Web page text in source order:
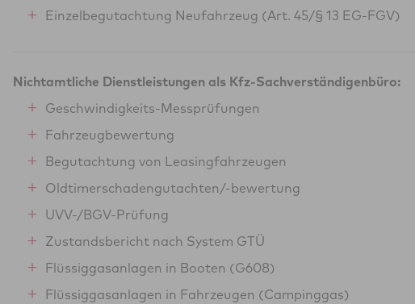
Einzelbegutachtung Neufahrzeug (Art. 45/§ 13 EG-FGV)
Nichtamtliche Dienstleistungen als Kfz-Sachverständigenbüro:
Geschwindigkeits-Messprüfungen
Fahrzeugbewertung
Begutachtung von Leasingfahrzeugen
Oldtimerschadengutachten/-bewertung
UVV-/BGV-Prüfung
Zustandsbericht nach System GTÜ
Flüssiggasanlagen in Booten (G608)
Flüssiggasanlagen in Fahrzeugen (Campinggas)